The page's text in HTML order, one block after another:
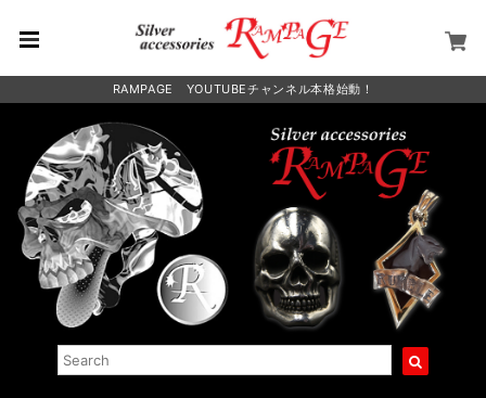
RAMPAGE YOUTUBEチャンネル本格始動！